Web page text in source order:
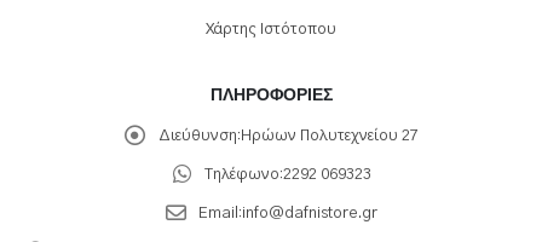
Χάρτης Ιστότοπου
ΠΛΗΡΟΦΟΡΊΕΣ
Διεύθυνση: Ηρώων Πολυτεχνείου 27
Τηλέφωνο:2292 069323
Email:info@dafnistore.gr